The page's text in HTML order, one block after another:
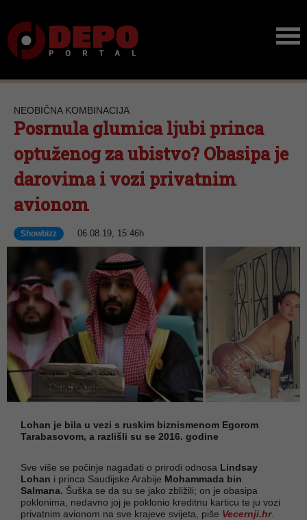
NEOBIČNA KOMBINACIJA
Posrnula glumica ljubi princa
optuženog za ubistvo? Obasipa je
darovima i vozi privatnim
avionom
Showbizz 06.08.19, 15:46h
Lohan je bila u vezi s ruskim biznismenom Egorom
Tarabasovom, a razlišli su se 2016. godine
Sve više se počinje nagađati o prirodi odnosa Lindsay
Lohan i princa Saudijske Arabije Mohammada bin
Salmana. Šuška se da su se jako zbližili; on je obasipa
poklonima, nedavno joj je poklonio kreditnu karticu te ju vozi
privatnim avionom na sve krajeve svijeta, piše Vecernji.hr.